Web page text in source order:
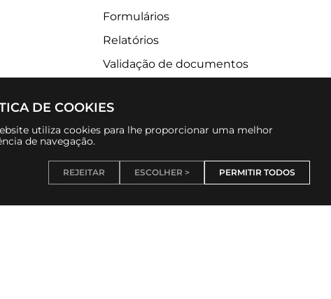
DE COOKIES
utiliza cookies para lhe proporcionar uma melhor
de navegação.
REJEITAR ESCOLHER > PERMITIR TODOS
Formulários
Relatórios
Validação de documentos